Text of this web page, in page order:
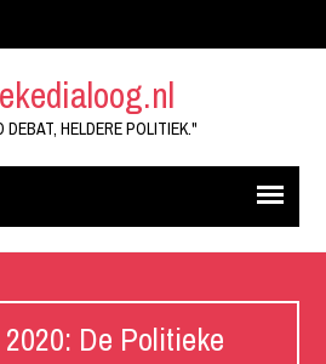
DEBAT, HELDERE POLITIEK."
De Politieke